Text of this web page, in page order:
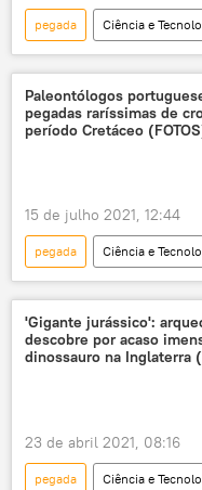
pegada Ciência e
Notícias
Novo
civilizações antigas
Paleontólogos
pegadas raríssimas de
período Cretáceo
15 de julho 2021, 12:44
pegada Ciência e
Notícias
Período Cretáceo
crocodilo
Portugal
'Gigante jurássico':
descobre por acaso
dinossauro na Inglaterra
23 de abril 2021, 08:16
pegada Ciência e